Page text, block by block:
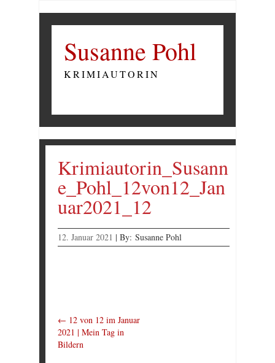
Susanne Pohl
KRIMIAUTORIN
Krimiautorin_Susann
e_Pohl_12von12_Jan
uar2021_12
12. Januar 2021 | By: Susanne Pohl
← 12 von 12 im Januar
2021 | Mein Tag in
Bildern